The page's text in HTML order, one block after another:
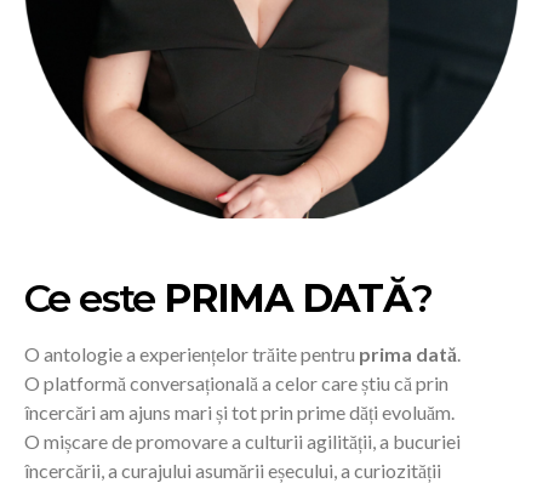
Ce este PRIMA DATĂ?
O antologie a experiențelor trăite pentru prima dată.
O platformă conversațională a celor care știu că prin
încercări am ajuns mari și tot prin prime dăți evoluăm.
O mișcare de promovare a culturii agilității, a bucuriei
încercării, a curajului asumării eșecului, a curiozității